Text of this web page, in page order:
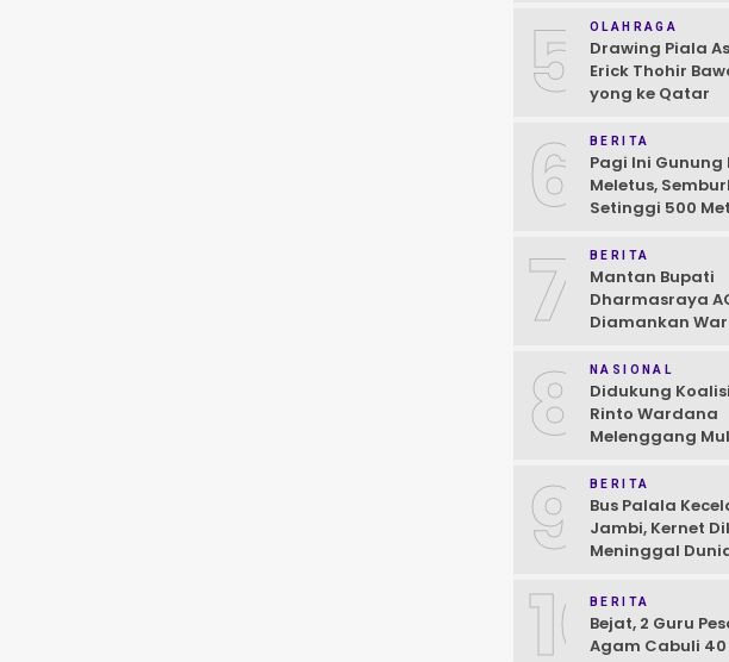
5 OLAHRAGA
Drawing Piala
Erick Thohir
yong ke Qatar
6 BERITA
Pagi Ini
Meletus,
Setinggi 500
7 BERITA
Mantan Bupati
Dharmasraya
Diamankan
8 NASIONAL
Didukung
Rinto Wardana
Melenggang
Mentawai
9 BERITA
Bus Palala
Jambi, Kernet
Meninggal
10BERITA
Bejat, 2 Guru
Agam Cabuli